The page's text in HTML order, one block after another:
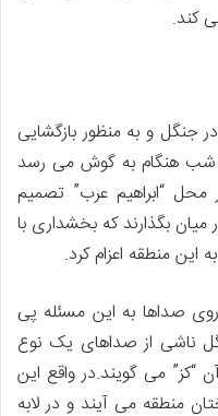
کند.
جنگل و به منظور بازگشایی
شب هنگام به گوش می رسد
محل “ابراهیم عرب” تصمیم
بگذارند که بخشداری با
منطقه اعزام کرد.
روی صداها به این مسئله پی
ناشی از صداهای یک نوع
می گویند.در واقع این
منطقه می آیند و در لابه